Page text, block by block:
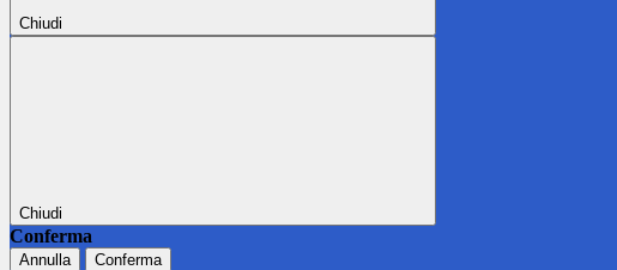
Chiudi
Chiudi
Conferma
Annulla Conferma